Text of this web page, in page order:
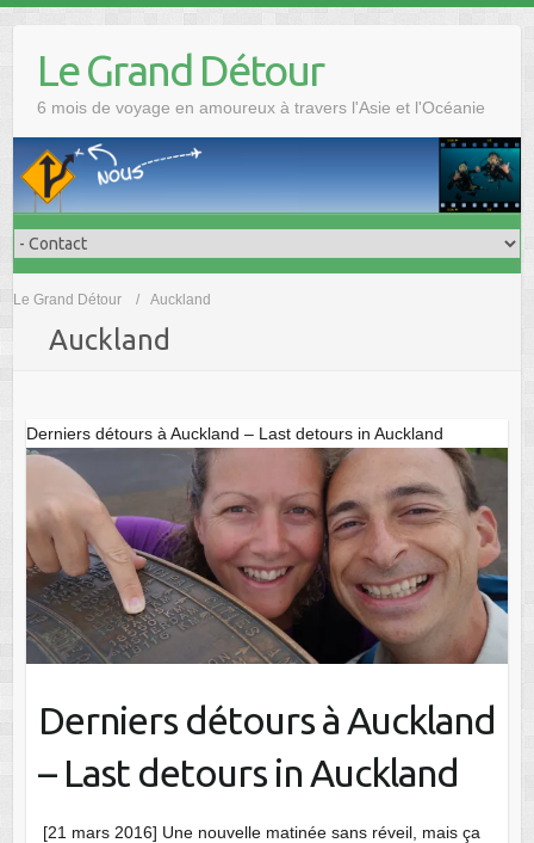
Le Grand Détour
6 mois de voyage en amoureux à travers l'Asie et l'Océanie
Le Grand Détour Auckland
Auckland
Derniers détours à Auckland – Last detours in Auckland
Derniers détours à Auckland
– Last detours in Auckland
[21 mars 2016] Une nouvelle matinée sans réveil, mais ça